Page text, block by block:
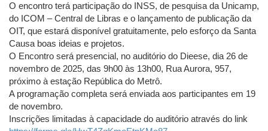
O encontro terá participação do INSS, de pesquisa da Unicamp,
do ICOM – Central de Libras e o lançamento de publicação da
OIT, que estará disponível gratuitamente, pelo esforço da Santa
Causa boas ideias e projetos.
O Encontro será presencial, no auditório do Dieese, dia 26 de
novembro de 2025, das 9h00 às 13h00, Rua Aurora, 957,
próximo à estação República do Metrô.
A programação completa será enviada aos participantes em 19
de novembro.
Inscrições limitadas à capacidade do auditório através do link